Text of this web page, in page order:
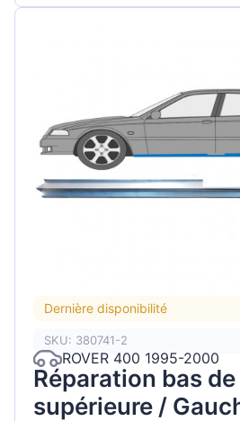
Dernière disponibilité
SKU: 380741-2
ROVER 400 1995-2000
Réparation bas
supérieure /